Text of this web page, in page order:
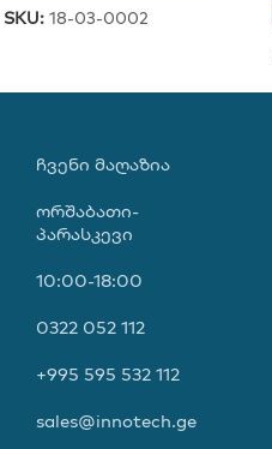
SKU: 18-03-0002
ᲩᲕᲔᲜᲘ ᲛᲐᲦᲐᲖᲘᲐ
ორშაბათი-
პარასკევი
10:00-18:00
0322 052 112
+995 595 532 112
sales@innotech.ge